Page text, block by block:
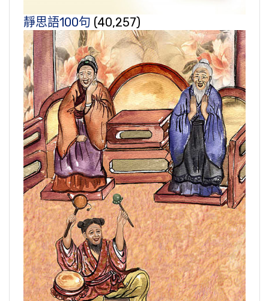
靜思語100句 (40,257)